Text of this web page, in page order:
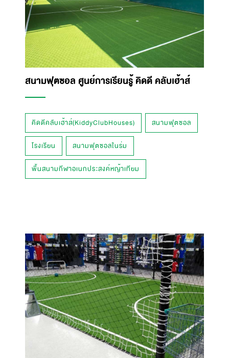
สนามฟุตซอล ศูนย์การเรียนรู้ คิดดี คลับเฮ้าส์
คิดดีคลับเฮ้าส์(KiddyClubHouses) สนามฟุตซอล
โรงเรียน สนามฟุตซอลในร่ม
พื้นสนามกีฬาอเนกประสงค์หญ้าเทียม